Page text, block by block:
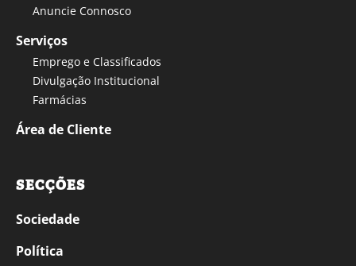
Anuncie Connosco
Serviços
Emprego e Classificados
Divulgação Institucional
Farmácias
Área de Cliente
SECÇÕES
Sociedade
Política